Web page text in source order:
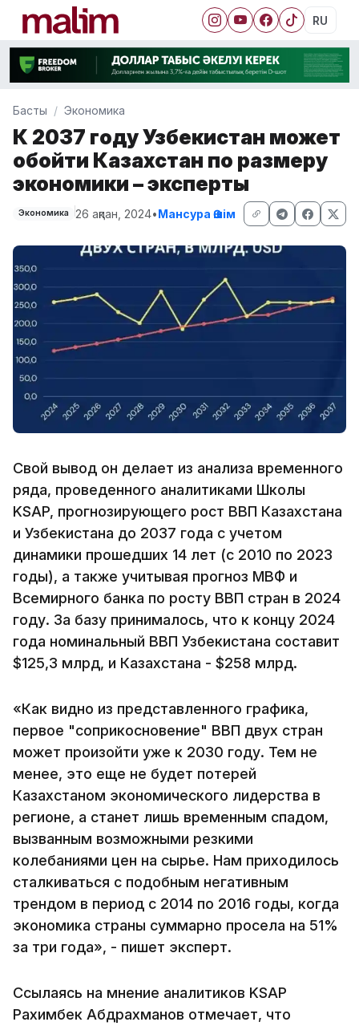
RU
Басты Экономика
К 2037 году Узбекистан может
обойти Казахстан по размеру
экономики – эксперты
Экономика 26 ақпан, 2024•Мансура Әшім
Свой вывод он делает из анализа временного
ряда, проведенного аналитиками Школы
KSAP, прогнозирующего рост ВВП Казахстана
и Узбекистана до 2037 года с учетом
динамики прошедших 14 лет (с 2010 по 2023
годы), а также учитывая прогноз МВФ и
Всемирного банка по росту ВВП стран в 2024
году. За базу принималось, что к концу 2024
года номинальный ВВП Узбекистана составит
$125,3 млрд, и Казахстана - $258 млрд.
«Как видно из представленного графика,
первое "соприкосновение" ВВП двух стран
может произойти уже к 2030 году. Тем не
менее, это еще не будет потерей
Казахстаном экономического лидерства в
регионе, а станет лишь временным спадом,
вызванным возможными резкими
колебаниями цен на сырье. Нам приходилось
сталкиваться с подобным негативным
трендом в период с 2014 по 2016 годы, когда
экономика страны суммарно просела на 51%
за три года», - пишет эксперт.
Ссылаясь на мнение аналитиков KSAP
Рахимбек Абдрахманов отмечает, что